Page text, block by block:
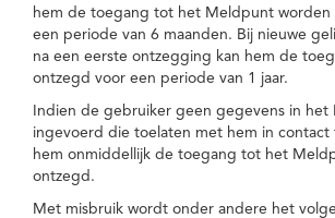
hem de toegang tot het Meldpunt worden
een periode van 6 maanden. Bij nieuwe
na een eerste ontzegging kan hem de
ontzegd voor een periode van 1 jaar.
Indien de gebruiker geen gegevens in
ingevoerd die toelaten met hem in contact
hem onmiddellijk de toegang tot het
ontzegd.
Met misbruik wordt onder andere het